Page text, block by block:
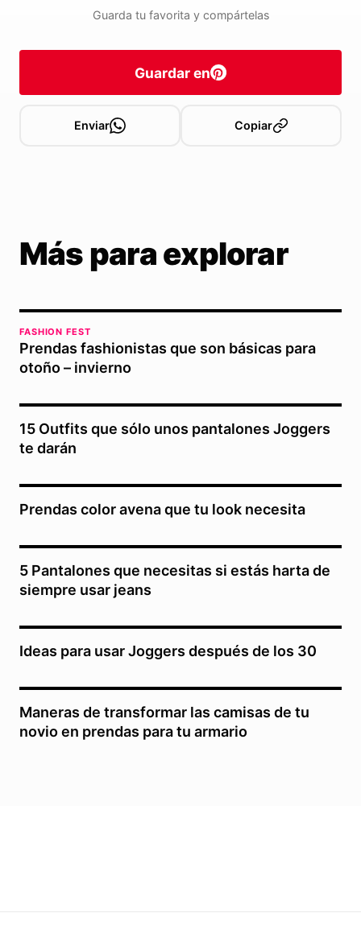
Guarda tu favorita y compártelas
Guardar en
Enviar Copiar
Más para explorar
FASHION FEST
Prendas fashionistas que son básicas para
otoño – invierno
15 Outfits que sólo unos pantalones Joggers
te darán
Prendas color avena que tu look necesita
5 Pantalones que necesitas si estás harta de
siempre usar jeans
Ideas para usar Joggers después de los 30
Maneras de transformar las camisas de tu
novio en prendas para tu armario